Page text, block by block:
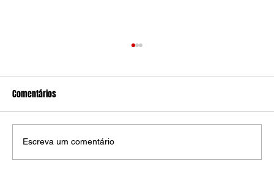
Comentários
Escreva um comentário